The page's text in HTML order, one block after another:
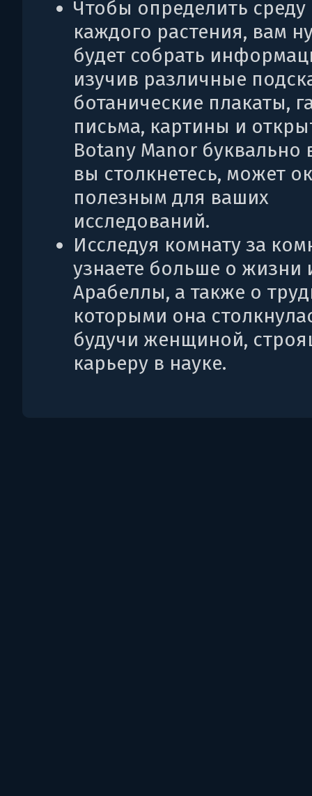
Чтобы определить
каждого растения, вам
будет собрать
изучив различные
ботанические плакаты,
письма, картины и
Botany Manor буквально
вы столкнетесь, может
полезным для ваших
исследований.
Исследуя комнату за
узнаете больше о жизни
Арабеллы, а также о
которыми она
будучи женщиной,
карьеру в науке.